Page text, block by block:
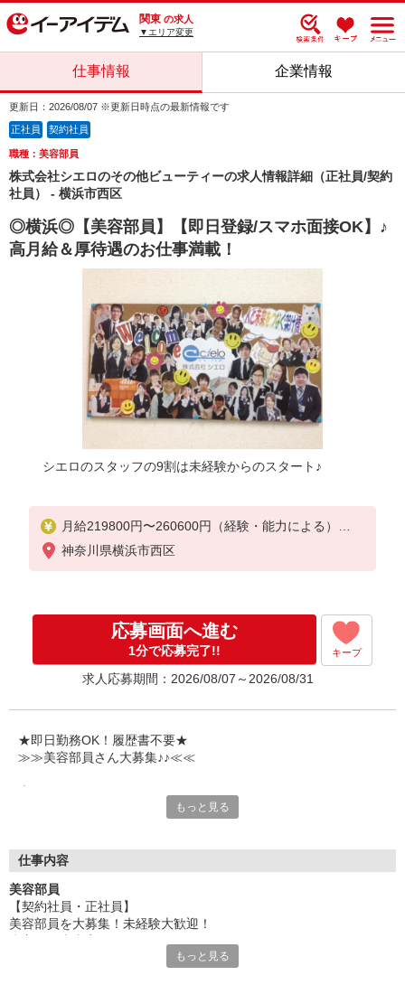
関東 の求人
▼エリア変更
仕事情報 企業情報
更新日：2026/08/07 ※更新日時点の最新情報です
正社員 契約社員
職種：美容部員
株式会社シエロのその他ビューティーの求人情報詳細（正社員/契約
社員） - 横浜市西区
◎横浜◎【美容部員】【即日登録/スマホ面接OK】♪
高月給＆厚待遇のお仕事満載！
シエロのスタッフの9割は未経験からのスタート♪
月給219800円〜260600円（経験・能力による）
※残業代支給
★交通費別途支給（規定あり）
入社祝い金10万円支給(規定有)
お友達を紹介頂くと,
インセンティブ支給(規定有)
゜・。○。・゜+゜・。○。・゜+゜
神奈川県横浜市西区
応募画面へ進む
1分で応募完了!! キープ
求人応募期間：2026/08/07～2026/08/31
★即日勤務OK！履歴書不要★
≫≫美容部員さん大募集♪♪≪≪
職場での不安や悩み事があれば
充実の福利厚生、各種施設利用の特典など、
お仕事以外も充実させたいあなたの味方です♪
【選べるお仕事いろいろ】
もっと見る
仕事内容
美容部員
【契約社員・正社員】
美容部員を大募集！未経験大歓迎！
カウンターにいらしたお客様のお悩みやご希望をヒアリングして、
もっと見る